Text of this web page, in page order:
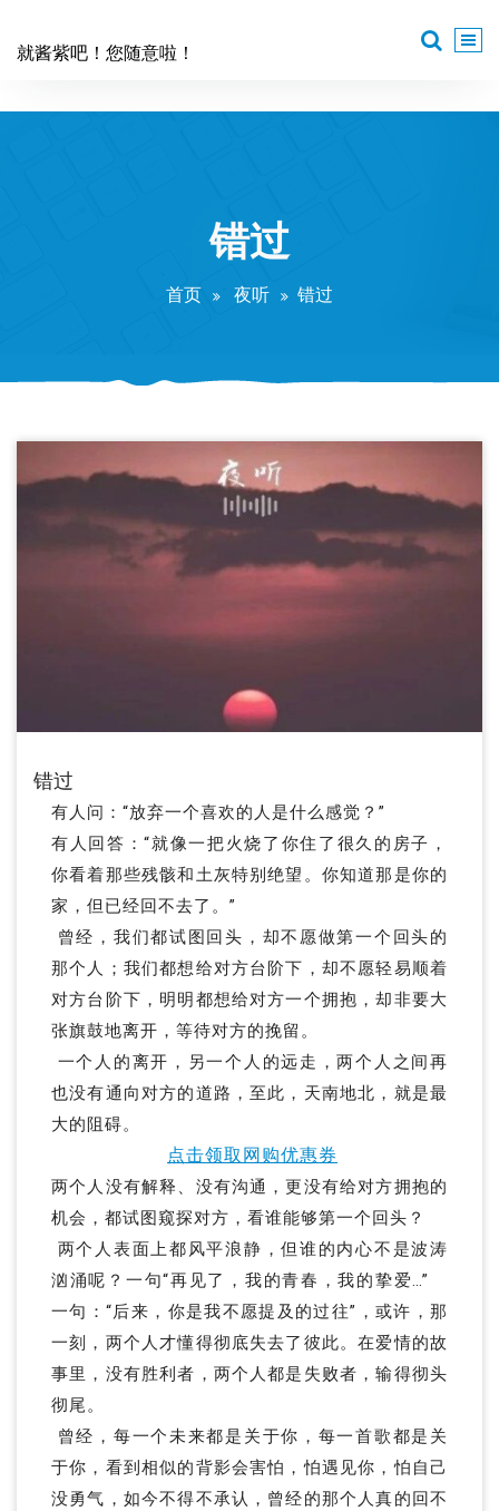
就酱紫吧！您随意啦！
错过
首页 夜听 错过
错过
有人问：“放弃一个喜欢的人是什么感觉？”
有人回答：“就像一把火烧了你住了很久的房子，
你看着那些残骸和土灰特别绝望。你知道那是你的
家，但已经回不去了。”
曾经，我们都试图回头，却不愿做第一个回头的
那个人；我们都想给对方台阶下，却不愿轻易顺着
对方台阶下，明明都想给对方一个拥抱，却非要大
张旗鼓地离开，等待对方的挽留。
一个人的离开，另一个人的远走，两个人之间再
也没有通向对方的道路，至此，天南地北，就是最
大的阻碍。
点击领取网购优惠券
两个人没有解释、没有沟通，更没有给对方拥抱的
机会，都试图窥探对方，看谁能够第一个回头？
两个人表面上都风平浪静，但谁的内心不是波涛
汹涌呢？一句“再见了，我的青春，我的挚爱…”
一句：“后来，你是我不愿提及的过往”，或许，那
一刻，两个人才懂得彻底失去了彼此。在爱情的故
事里，没有胜利者，两个人都是失败者，输得彻头
彻尾。
曾经，每一个未来都是关于你，每一首歌都是关
于你，看到相似的背影会害怕，怕遇见你，怕自己
没勇气，如今不得不承认，曾经的那个人真的回不